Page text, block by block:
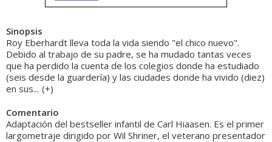
Sinopsis
Roy Eberhardt lleva toda la vida siendo "el chico nuevo".
Debido al trabajo de su padre, se ha mudado tantas veces
que ha perdido la cuenta de los colegios donde ha estudiado
(seis desde la guardería) y las ciudades donde ha vivido (diez)
en sus... (+)
Comentario
Adaptación del bestseller infantil de Carl Hiaasen. Es el primer
largometraje dirigido por Wil Shriner, el veterano presentador